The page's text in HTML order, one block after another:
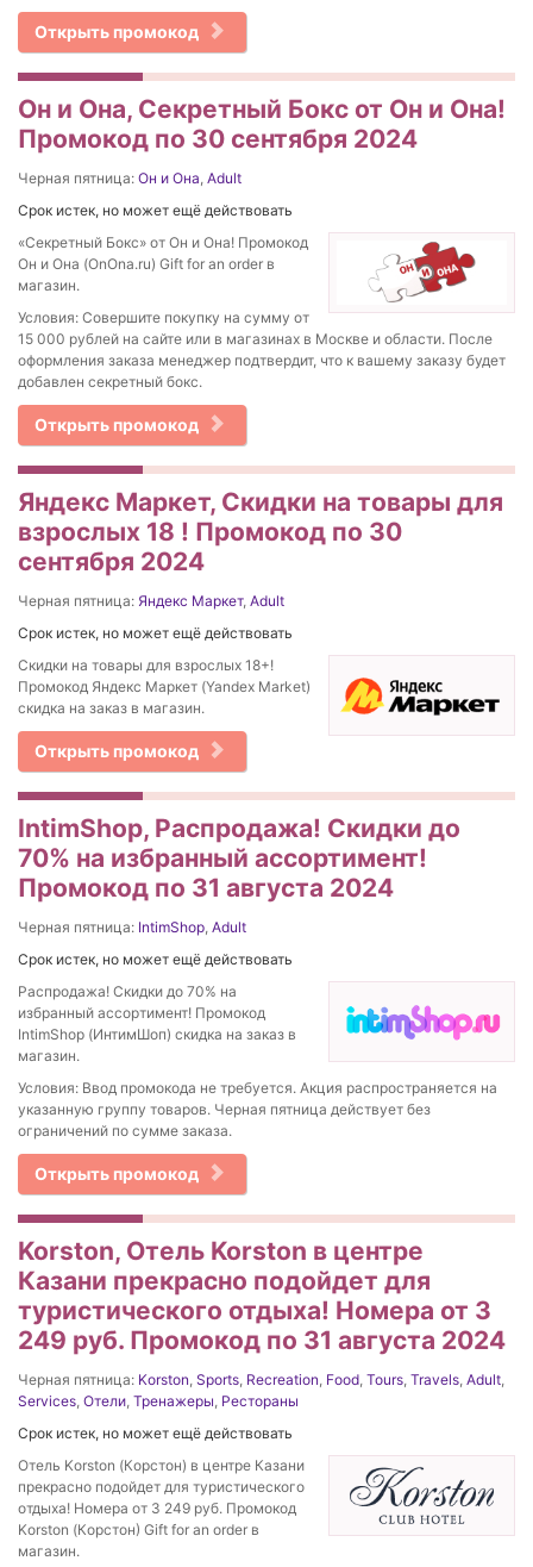
Открыть промокод
Он и Она, Секретный Бокс от Он и Она!
Промокод по 30 сентября 2024
Черная пятница: Он и Она, Adult
Срок истек, но может ещё действовать
«Секретный Бокс» от Он и Она! Промокод
Он и Она (OnOna.ru) Gift for an order в
магазин.
Условия: Совершите покупку на сумму от
15 000 рублей на сайте или в магазинах в Москве и области. После
оформления заказа менеджер подтвердит, что к вашему заказу будет
добавлен секретный бокс.
Открыть промокод
Яндекс Маркет, Скидки на товары для
взрослых 18 ! Промокод по 30
сентября 2024
Черная пятница: Яндекс Маркет, Adult
Срок истек, но может ещё действовать
Скидки на товары для взрослых 18+!
Промокод Яндекс Маркет (Yandex Market)
скидка на заказ в магазин.
Открыть промокод
IntimShop, Распродажа! Скидки до
70% на избранный ассортимент!
Промокод по 31 августа 2024
Черная пятница: IntimShop, Adult
Срок истек, но может ещё действовать
Распродажа! Скидки до 70% на
избранный ассортимент! Промокод
IntimShop (ИнтимШоп) скидка на заказ в
магазин.
Условия: Ввод промокода не требуется. Акция распространяется на
указанную группу товаров. Черная пятница действует без
ограничений по сумме заказа.
Открыть промокод
Korston, Отель Korston в центре
Казани прекрасно подойдет для
туристического отдыха! Номера от 3
249 руб. Промокод по 31 августа 2024
Черная пятница: Korston, Sports, Recreation, Food, Tours, Travels, Adult,
Services, Отели, Тренажеры, Рестораны
Срок истек, но может ещё действовать
Отель Korston (Корстон) в центре Казани
прекрасно подойдет для туристического
отдыха! Номера от 3 249 руб. Промокод
Korston (Корстон) Gift for an order в
магазин.